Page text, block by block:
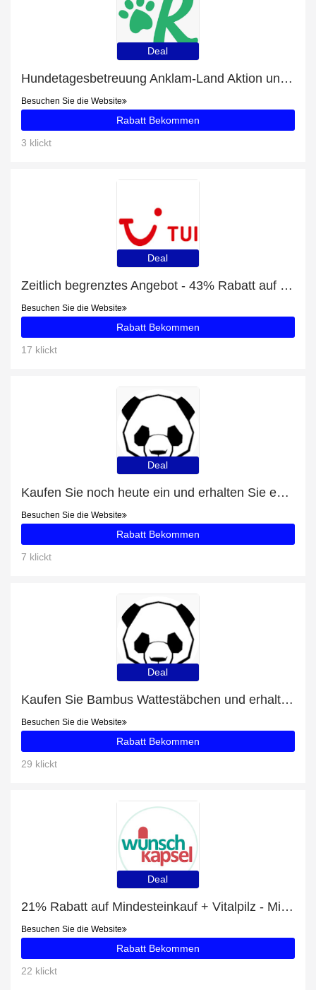
Deal
Hundetagesbetreuung Anklam-Land Aktion und 18% Rabatt Ausverkauf
Besuchen Sie die Website
Rabatt Bekommen
3 klickt
Deal
Zeitlich begrenztes Angebot - 43% Rabatt auf Tickets ohne Anstehen für das Deutsche Spionagemuseum Berlin
Besuchen Sie die Website
Rabatt Bekommen
17 klickt
Deal
Kaufen Sie noch heute ein und erhalten Sie exklusive Angebote
Besuchen Sie die Website
Rabatt Bekommen
7 klickt
Deal
Kaufen Sie Bambus Wattestäbchen und erhalten Sie 7% Rabatt
Besuchen Sie die Website
Rabatt Bekommen
29 klickt
Deal
21% Rabatt auf Mindesteinkauf + Vitalpilz - Mix (Myko - Komplex) mit 48% Rabatt
Besuchen Sie die Website
Rabatt Bekommen
22 klickt